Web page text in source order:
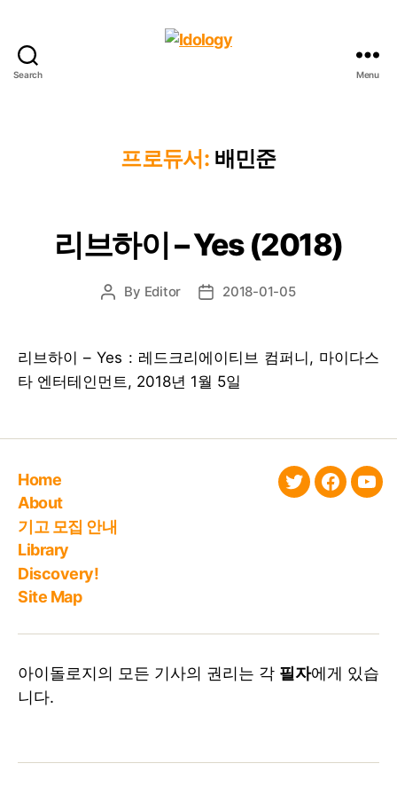
Search Menu
프로듀서: 배민준
리브하이 – Yes (2018)
Post
By Editor
Post2018-01-05
리브하이 – Yes : 레드크리에이티브 컴퍼니, 마이다스
타 엔터테인먼트, 2018년 1월 5일
Home
About
기고 모집 안내
Library
Discovery!
Site Map
twitter
아이돌로지의 모든 기사의 권리는 각 필자에게 있습
니다.